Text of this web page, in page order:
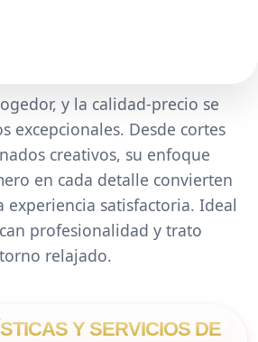
y la calidad-precio se
excepcionales. Desde cortes
creativos, su enfoque
en cada detalle convierten
experiencia satisfactoria. Ideal
profesionalidad y trato
relajado.
Y SERVICIOS DE